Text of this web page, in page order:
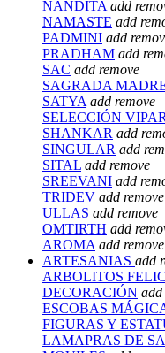
NANDITA add
NAMASTE add
PADMINI add
PRADHAM add
SAC add remove
SAGRADA
SATYA add remove
SELECCIÓN
SHANKAR add
SINGULAR add
SITAL add remove
SREEVANI add
TRIDEV add remove
ULLAS add remove
OMTIRTH add
AROMA add remove
ARTESANIAS add
ARBOLITOS
DECORACIÓN add
ESCOBAS
FIGURAS Y
LAMAPRAS DE